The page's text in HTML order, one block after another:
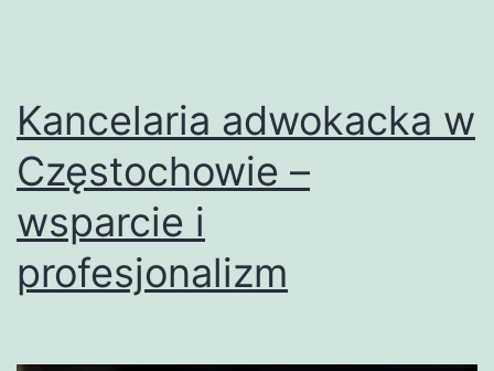
Kancelaria adwokacka w
Częstochowie –
wsparcie i
profesjonalizm